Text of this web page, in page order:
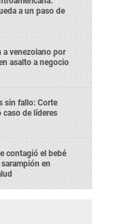
a un paso de
a venezolano por
asalto a negocio
sin fallo: Corte
caso de líderes
contagió el bebé
en